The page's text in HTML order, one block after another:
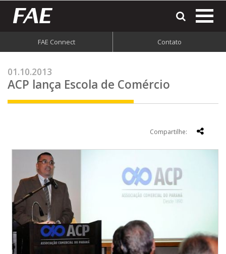
FAE Connect Contato
01.10.2013
ACP lança Escola de Comércio
Compartilhe: